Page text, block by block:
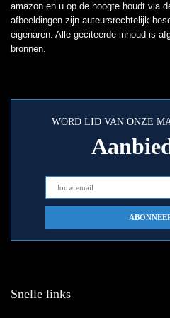
amazon en u op de hoogte houdt via
afbeeldingen zijn auteursrechtelijk
eigenaren. Alle geciteerde inhoud is
bronnen.
WORD LID VAN ONZE
Snelle links